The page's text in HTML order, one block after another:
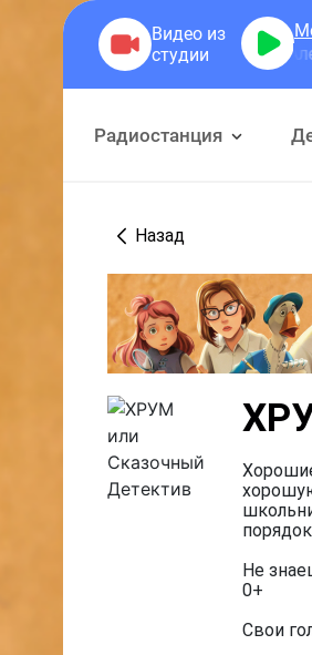
Герра Александр
Радиостанция
Назад
Не
0+
Свои